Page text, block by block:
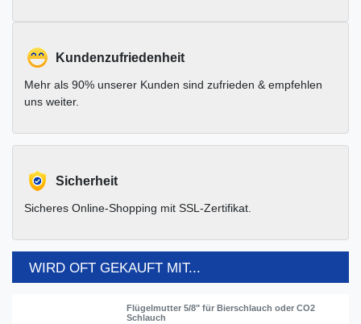
Kundenzufriedenheit
Mehr als 90% unserer Kunden sind zufrieden & empfehlen
uns weiter.
Sicherheit
Sicheres Online-Shopping mit SSL-Zertifikat.
WIRD OFT GEKAUFT MIT...
Flügelmutter 5/8" für Bierschlauch oder CO2
Schlauch